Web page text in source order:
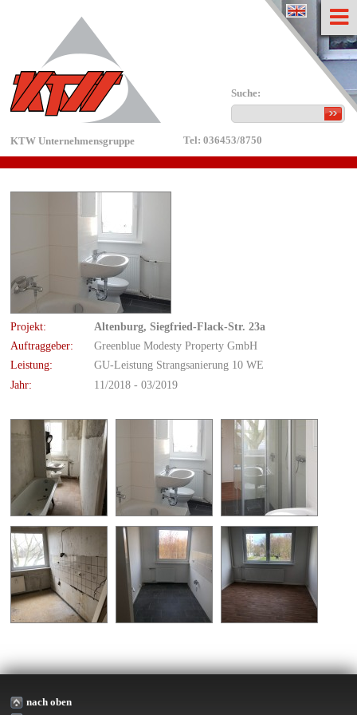
english
KTW Unternehmensgruppe Tel: 036453/8750
Suche:
Pro­jekt:
Al­ten­burg, Sieg­fried-Flack-Str. 23a
Auf­trag­ge­ber:
Green­blue Mo­de­s­ty Pro­per­ty GmbH
Leis­tung:
GU-Leis­tung Strang­s­a­nie­rung 10 WE
Jahr:
11/2018 - 03/2019
nach oben